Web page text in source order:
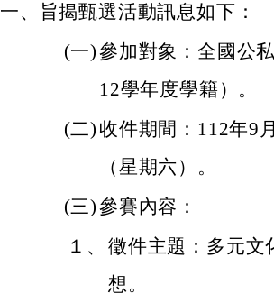
一、旨揭甄選活動訊息如下：
(一)參加對象：全國公
12學年度學籍）。
(二) 收件期間：112年9
（星期六）。
(三)參賽內容：
１、 徵件主題：多元文
想。